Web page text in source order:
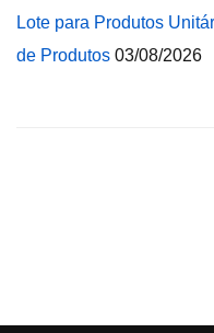
Lote para Produtos
de Produtos 03/08/2026